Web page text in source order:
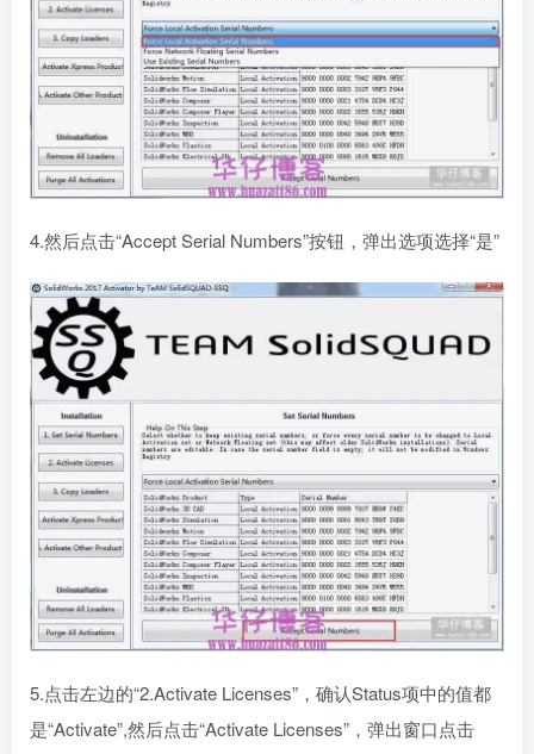
4.然后点击“Accept Serial Numbers”按钮，弹出选项选择“是”
5.点击左边的“2.Activate Licenses”，确认Status项中的值都
是“Activate”,然后点击“Activate Licenses”，弹出窗口点击